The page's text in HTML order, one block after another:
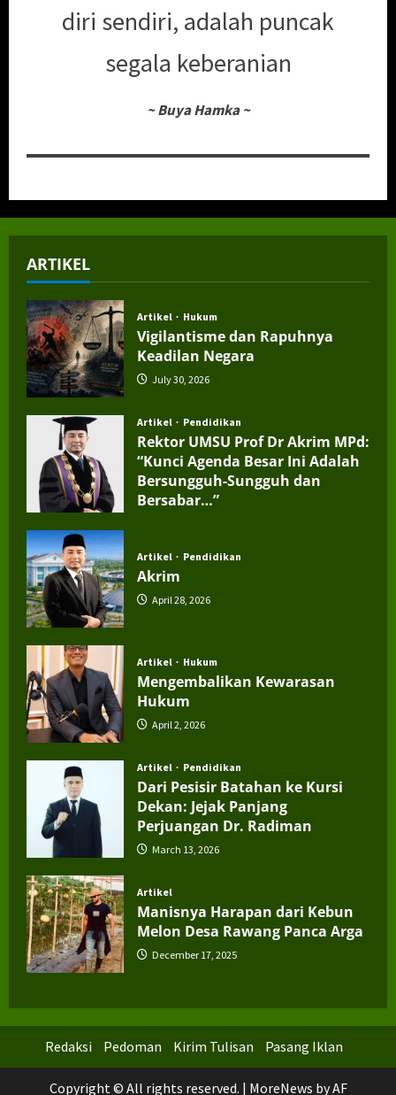
diri sendiri, adalah puncak
segala keberanian
~ Buya Hamka ~
ARTIKEL
Artikel Hukum
Vigilantisme dan Rapuhnya
Keadilan Negara
July 30, 2026
Artikel Pendidikan
Rektor UMSU Prof Dr Akrim MPd:
“Kunci Agenda Besar Ini Adalah
Bersungguh-Sungguh dan
Bersabar…”
Artikel Pendidikan
Akrim
April 28, 2026
Artikel Hukum
Mengembalikan Kewarasan
Hukum
April 2, 2026
Artikel Pendidikan
Dari Pesisir Batahan ke Kursi
Dekan: Jejak Panjang
Perjuangan Dr. Radiman
March 13, 2026
Artikel
Manisnya Harapan dari Kebun
Melon Desa Rawang Panca Arga
December 17, 2025
Redaksi Pedoman Kirim Tulisan Pasang Iklan
Copyright © All rights reserved. | MoreNews by AF